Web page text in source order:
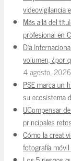
videovigilancia
Más allá del
profesional en
Día
volumen, ¿por
4 agosto, 2026
PSE marca un
su ecosistema
UCompensar
principales
Cómo la
fotografía